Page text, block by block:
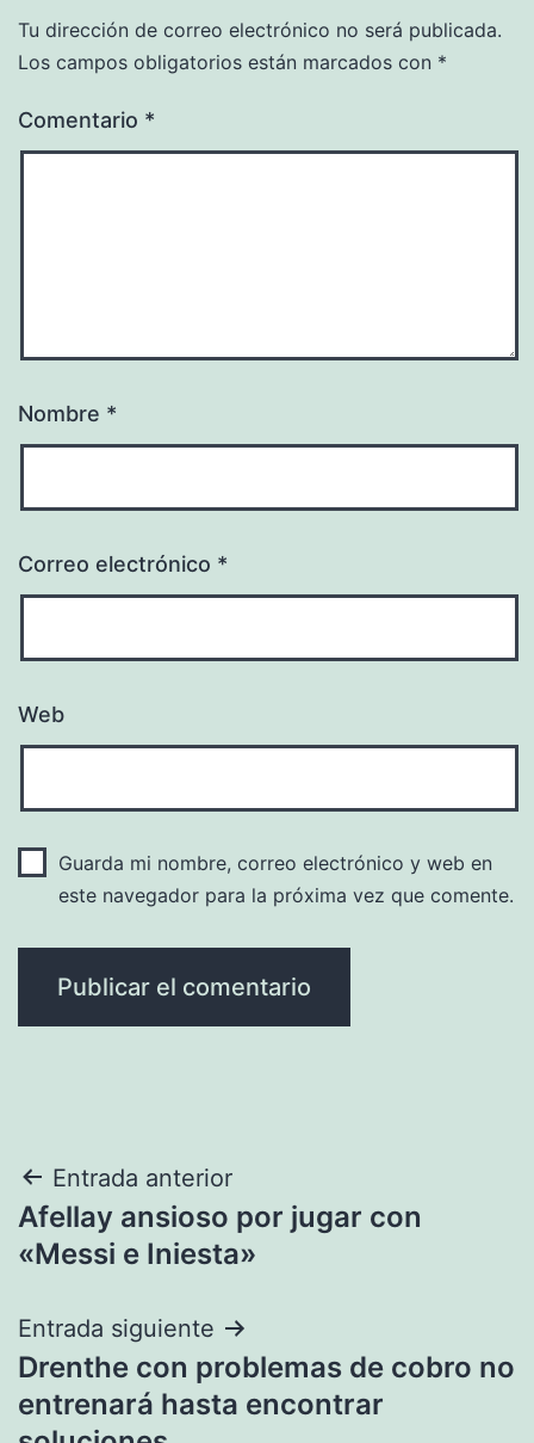
Tu dirección de correo electrónico no será publicada.
Los campos obligatorios están marcados con *
Comentario *
Nombre *
Correo electrónico *
Web
Guarda mi nombre, correo electrónico y web en
este navegador para la próxima vez que comente.
Navegación
de
Entrada anterior
Afellay ansioso por jugar con
«Messi e Iniesta»
Entrada siguiente
Drenthe con problemas de cobro no
entrenará hasta encontrar